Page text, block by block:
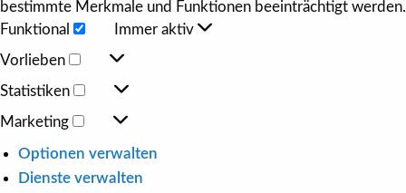
bestimmte Merkmale und Funktionen beeinträchtigt werden.
Funktional
Immer aktiv
Vorlieben
Statistiken
Marketing
Optionen verwalten
Dienste verwalten